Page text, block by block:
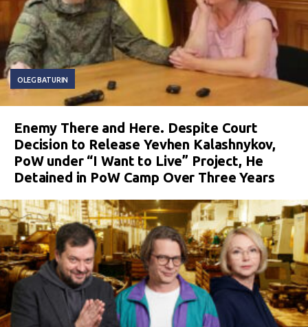
OLEG BATURIN
Enemy There and Here. Despite Court
Decision to Release Yevhen Kalashnykov,
PoW under “I Want to Live” Project, He
Detained in PoW Camp Over Three Years